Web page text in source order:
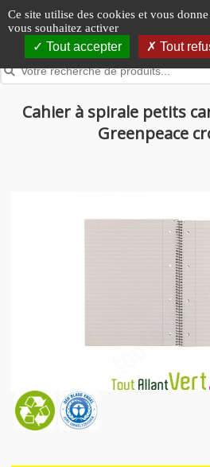
Panneau de gestion des cookies
Ce site utilise des cookies et vous
vous souhaitez activer
Tout accepter Tout
Cahier à spirale petits
Greenpeace